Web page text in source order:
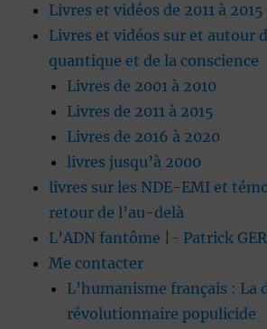
Livres et vidéos de 2011 à 2015
Livres et vidéos sur et autour
quantique et de la conscience
Livres de 2001 à 2010
Livres de 2011 à 2015
Livres de 2016 à 2020
livres jusqu’à 2000
livres sur les NDE-EMI et
retour de l’au-delà
L’ADN fantôme |- Patrick
Me contacter
L’humanisme français : La
révolutionnaire populicide